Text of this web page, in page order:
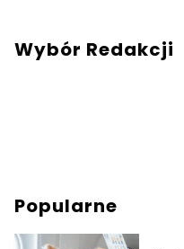
Wybór Redakcji
Popularne